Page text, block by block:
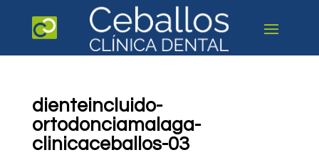
dienteincluido-
ortodonciamalaga-
clinicaceballos-03